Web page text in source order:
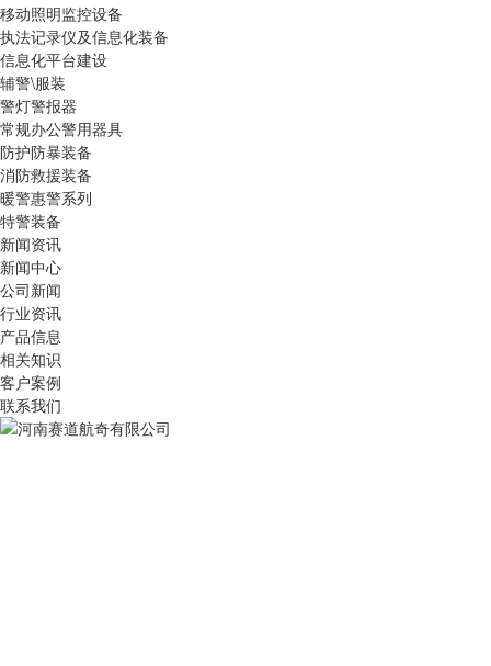
移动照明监控设备
执法记录仪及信息化装备
信息化平台建设
辅警\服装
警灯警报器
常规办公警用器具
防护防暴装备
消防救援装备
暖警惠警系列
特警装备
新闻资讯
新闻中心
公司新闻
行业资讯
产品信息
相关知识
客户案例
联系我们